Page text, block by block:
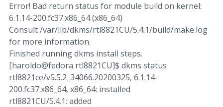
Error! Bad return status for module build on kernel:
6.1.14-200.fc37.x86_64 (x86_64)
Consult /var/lib/dkms/rtl8821CU/5.4.1/build/make.log
for more information.
Finished running dkms install steps.
[haroldo@fedora rtl8821CU]$ dkms status
rtl8821ce/v5.5.2_34066.20200325, 6.1.14-
200.fc37.x86_64, x86_64: installed
rtl8821CU/5.4.1: added